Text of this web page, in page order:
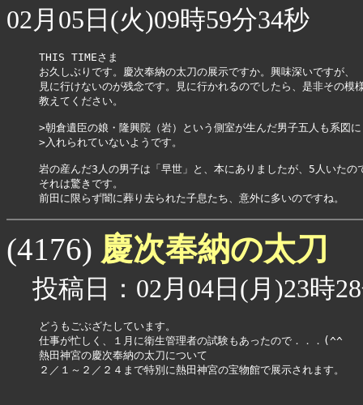
02月05日(火)09時59分34秒
THIS TIMEさま
お久しぶりです。慶次奉納の太刀の展示ですか。興味深いですが、
見に行けないのが残念です。見に行かれるのでしたら、是非その模
教えてください。
>朝倉遺臣の娘・隆興院（岩）という側室が生んだ男子五人も系図に
>入れられていないようです。
岩の産んだ3人の男子は「早世」と、本にありましたが、5人いたの
それは驚きです。
前田に限らず闇に葬り去られた子息たち、意外に多いのですね。
(4176) 慶次奉納の太刀
投稿日：02月04日(月)23時
どうもごぶざたしています。
仕事が忙しく、１月に衛生管理者の試験もあったので．．．(^^ゞ
熱田神宮の慶次奉納の太刀について
２／１～２／２４まで特別に熱田神宮の宝物館で展示されます。